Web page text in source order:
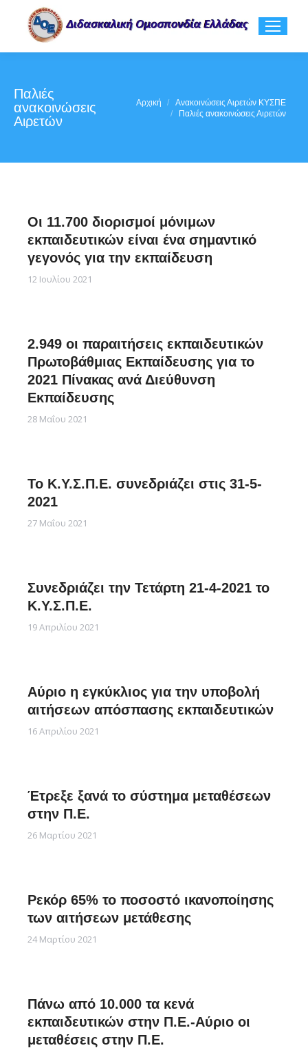
Παλιές
ανακοινώσεις
Αιρετών
You are here:
Αρχική
Ανακοινώσεις Αιρετών ΚΥΣΠΕ
Παλιές ανακοινώσεις Αιρετών
Οι 11.700 διορισμοί μόνιμων
εκπαιδευτικών είναι ένα σημαντικό
γεγονός για την εκπαίδευση
12 Ιουλίου 2021
2.949 οι παραιτήσεις εκπαιδευτικών
Πρωτοβάθμιας Εκπαίδευσης για το
2021 Πίνακας ανά Διεύθυνση
Εκπαίδευσης
28 Μαΐου 2021
Το Κ.Υ.Σ.Π.Ε. συνεδριάζει στις 31-5-
2021
27 Μαΐου 2021
Συνεδριάζει την Τετάρτη 21-4-2021 το
Κ.Υ.Σ.Π.Ε.
19 Απριλίου 2021
Αύριο η εγκύκλιος για την υποβολή
αιτήσεων απόσπασης εκπαιδευτικών
16 Απριλίου 2021
Έτρεξε ξανά το σύστημα μεταθέσεων
στην Π.Ε.
26 Μαρτίου 2021
Ρεκόρ 65% το ποσοστό ικανοποίησης
των αιτήσεων μετάθεσης
24 Μαρτίου 2021
Πάνω από 10.000 τα κενά
εκπαιδευτικών στην Π.Ε.-Αύριο οι
μεταθέσεις στην Π.Ε.